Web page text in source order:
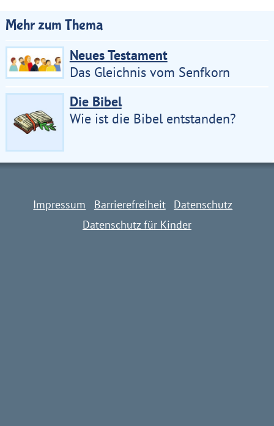
Mehr zum Thema
Neues Testament
Das Gleichnis vom Senfkorn
Die Bibel
Wie ist die Bibel entstanden?
Impressum Barrierefreiheit
Datenschutz
Datenschutz für Kinder